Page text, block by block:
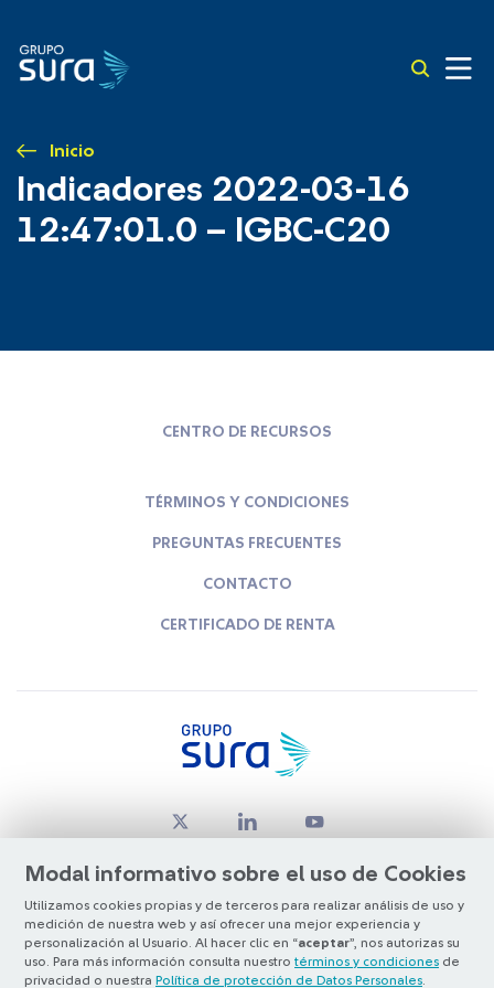
Inicio
Indicadores 2022-03-16
12:47:01.0 – IGBC-C20
Modal informativo sobre el uso de Cookies
Utilizamos cookies propias y de terceros para realizar análisis de uso y
medición de nuestra web y así ofrecer una mejor experiencia y
personalización al Usuario. Al hacer clic en “aceptar”, nos autorizas su
uso. Para más información consulta nuestro términos y condiciones de
privacidad o nuestra Política de protección de Datos Personales
CENTRO DE RECURSOS
TÉRMINOS Y CONDICIONES
PREGUNTAS FRECUENTES
CONTACTO
CERTIFICADO DE RENTA
© Copyright Grupo SURA 2026